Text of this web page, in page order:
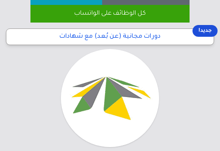
كل الوظائف على الواتساب
جديد!
دورات مجانية (عن بُعد) مع شهادات